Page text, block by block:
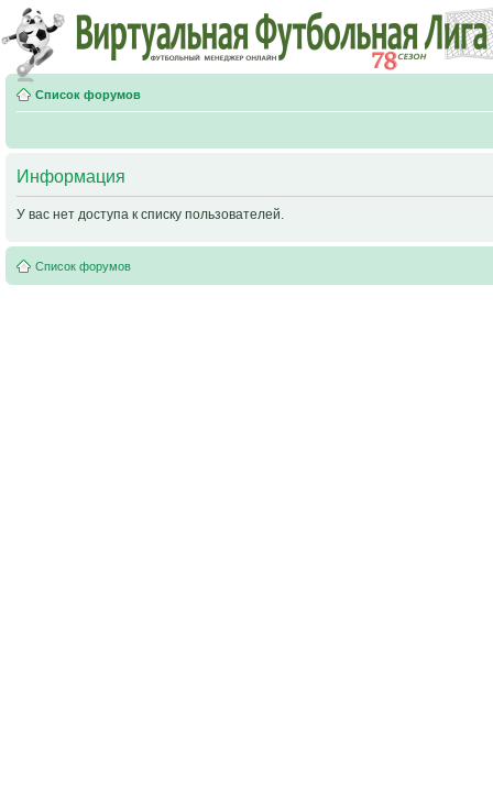
Список форумов
Информация
У вас нет доступа к списку пользователей.
Список форумов